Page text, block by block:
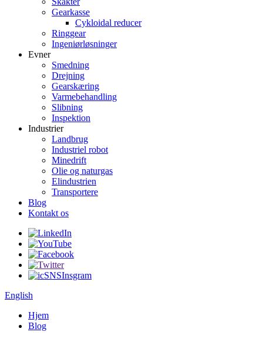
Gearkasse
Cykloidal reducer
Ringgear
Ingeniørløsninger
Evner
Smedning
Drejning
Gearskæring
Varmebehandling
Slibning
Inspektion
Industrier
Landbrug
Industriel robot
Minedrift
Olie og naturgas
Elindustrien
Transportere
Blog
Kontakt os
English
Hjem
Blog